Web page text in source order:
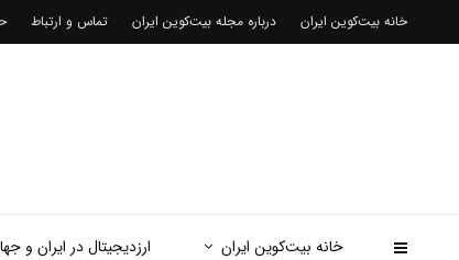
خانه بیت‌کوین ایران ارزدیجیتال در ایران و
خانه بیت‌کوین ایران درباره مجله بیت‌کوین ایران تماس و ارتباط